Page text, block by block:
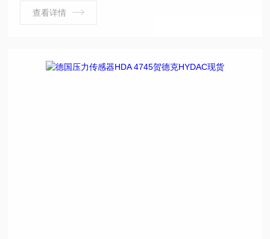
商。 HYDAC压力传感器
查看详情